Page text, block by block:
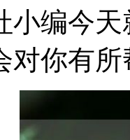
小编今
对你有所